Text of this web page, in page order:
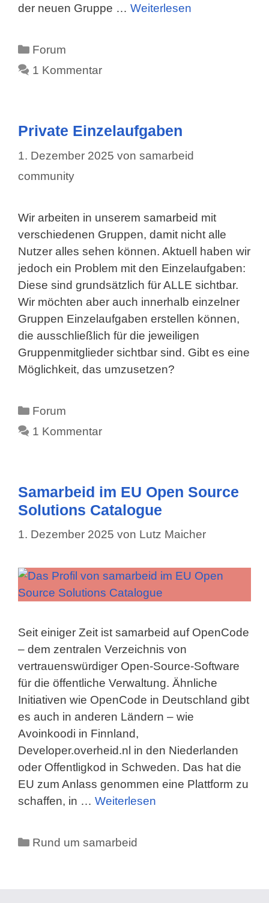
der neuen Gruppe … Weiterlesen
Kategorien
Forum
1 Kommentar
Private Einzelaufgaben
1. Dezember 2025 von samarbeid
community
Wir arbeiten in unserem samarbeid mit
verschiedenen Gruppen, damit nicht alle
Nutzer alles sehen können. Aktuell haben wir
jedoch ein Problem mit den Einzelaufgaben:
Diese sind grundsätzlich für ALLE sichtbar.
Wir möchten aber auch innerhalb einzelner
Gruppen Einzelaufgaben erstellen können,
die ausschließlich für die jeweiligen
Gruppenmitglieder sichtbar sind. Gibt es eine
Möglichkeit, das umzusetzen?
Kategorien
Forum
1 Kommentar
Samarbeid im EU Open Source
Solutions Catalogue
1. Dezember 2025 von Lutz Maicher
Seit einiger Zeit ist samarbeid auf OpenCode
– dem zentralen Verzeichnis von
vertrauenswürdiger Open-Source-Software
für die öffentliche Verwaltung. Ähnliche
Initiativen wie OpenCode in Deutschland gibt
es auch in anderen Ländern – wie
Avoinkoodi in Finnland,
Developer.overheid.nl in den Niederlanden
oder Offentligkod in Schweden. Das hat die
EU zum Anlass genommen eine Plattform zu
schaffen, in … Weiterlesen
Kategorien
Rund um samarbeid